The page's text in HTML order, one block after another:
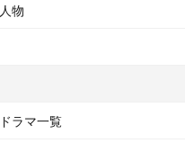
人物
ドラマ一覧